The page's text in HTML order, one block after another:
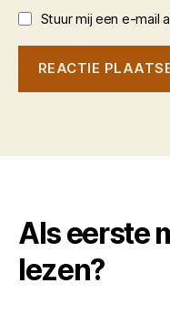
Stuur mij een e-mail
Als eerste
lezen?